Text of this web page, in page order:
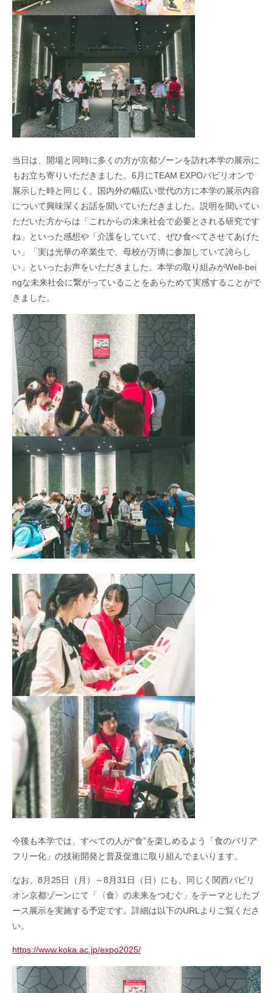
当日は、開場と同時に多くの方が京都ゾーンを訪れ本学の展示に
もお立ち寄りいただきました。6月にTEAM EXPOパビリオンで
展示した時と同じく、国内外の幅広い世代の方に本学の展示内容
について興味深くお話を聞いていただきました。説明を聞いてい
ただいた方からは「これからの未来社会で必要とされる研究です
ね」といった感想や「介護をしていて、ぜひ食べてさせてあげた
い」「実は光華の卒業生で、母校が万博に参加していて誇らし
い」といったお声をいただきました。本学の取り組みがWell-bei
ngな未来社会に繋がっていることをあらためて実感することがで
きました。
今後も本学では、すべての人が“食”を楽しめるよう「食のバリア
フリー化」の技術開発と普及促進に取り組んでまいります。
なお、8月25日（月）～8月31日（日）にも、同じく関西パビリ
オン京都ゾーンにて「〈食〉の未来をつむぐ」をテーマとしたブ
ース展示を実施する予定です。詳細は以下のURLよりご覧くださ
い。
https://www.koka.ac.jp/expo2025/